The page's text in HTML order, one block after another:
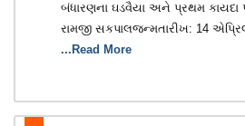
બંધારણના ઘડવૈયા અને પ્રથમ કાયદા
રામજી સકપાલજન્મતારીખ: 14
...Read More